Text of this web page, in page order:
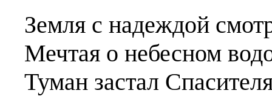
Земля с надеждой
Мечтая о небесном
Туман застал